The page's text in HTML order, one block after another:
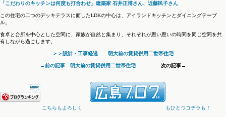
「こだわりのキッチンは何度も打合わせ」建築家 石井正博さん、近藤民子さん
この住宅の二つのデッキテラスに面したLDKの中心は、アイランドキッチンとダイニングテーブ
ル。
食卓と台所を中心とした空間に、家族が自然と集まり、それぞれが思い思いの時間を同じ空間を共
有しながら過ごします。
＞＞設計・工事経過 明大前の賃貸併用二世帯住宅
←前の記事 明大前の賃貸併用二世帯住宅 次の記事→
こちらもよろしく もひとつコチラも！